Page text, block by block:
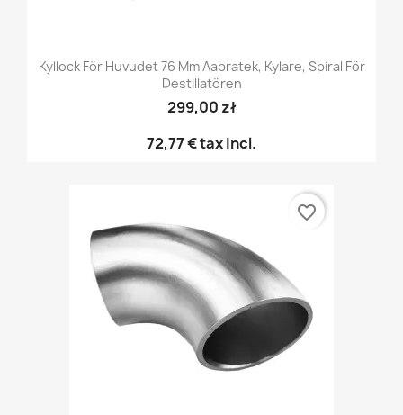
Kyllock För Huvudet 76 Mm Aabratek, Kylare, Spiral För
Destillatören
299,00 zł
72,77 €tax incl.
favorite_border